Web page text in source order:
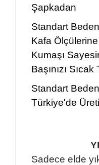
Şapkadan
Standart
Kafa
Kumaşı
Başınızı Sıcak
Standart
Türkiye'de
Sadece elde